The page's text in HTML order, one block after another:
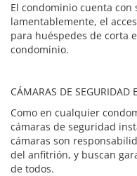
El condominio cuenta
lamentablemente, el
para huéspedes de corta
condominio.
CÁMARAS DE SEGURIDAD
Como en cualquier
cámaras de seguridad
cámaras son
del anfitrión, y buscan
de todos.